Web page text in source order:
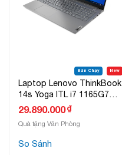
Bán Chạy New
Laptop Lenovo ThinkBook
14s Yoga ITL i7 1165G7
(20WE007MVN)
29.890.000₫
Quà tặng Văn Phòng
So Sánh